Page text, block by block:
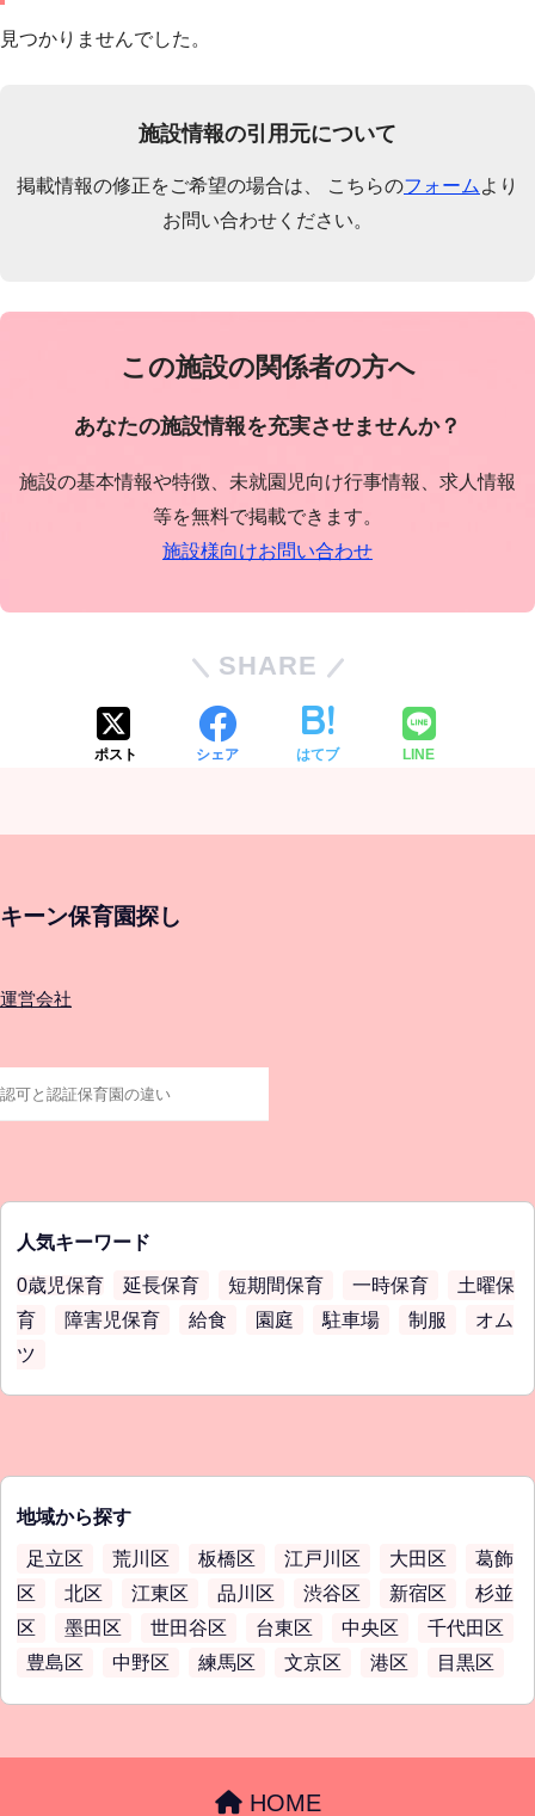
見つかりませんでした。
施設情報の引用元について
掲載情報の修正をご希望の場合は、 こちらのフォーム より
お問い合わせください。
この施設の関係者の方へ
あなたの施設情報を充実させませんか？
施設の基本情報や特徴、未就園児向け行事情報、求人情報
等を無料で掲載できます。
施設様向けお問い合わせ
SHARE
ポスト シェア はてブ LINE
キーン保育園探し
運営会社
人気キーワード
0歳児保育 延長保育 短期間保育 一時保育
土曜保
育
障害児保育 給食 園庭 駐車場 制服
オム
ツ
地域から探す
足立区 荒川区 板橋区 江戸川区 大田区
葛飾
区
北区 江東区 品川区 渋谷区 新宿区
杉並
区
墨田区 世田谷区 台東区 中央区
千代田区
豊島区
中野区 練馬区 文京区 港区 目黒区
HOME